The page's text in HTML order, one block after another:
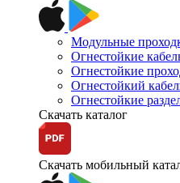
Модульные
Огнестойкие
Огнестойкие
Огнестойкий
Огнестойкие
Скачать каталог
Скачать мобильный